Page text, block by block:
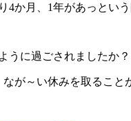
4か月、1年があっとい
うに過ごされましたか？
なが～い休みを取ること